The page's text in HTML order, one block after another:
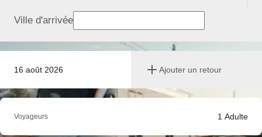
16 août 2026 Ajouter un retour
Ville d'arrivée
Voyageurs 1 Adulte